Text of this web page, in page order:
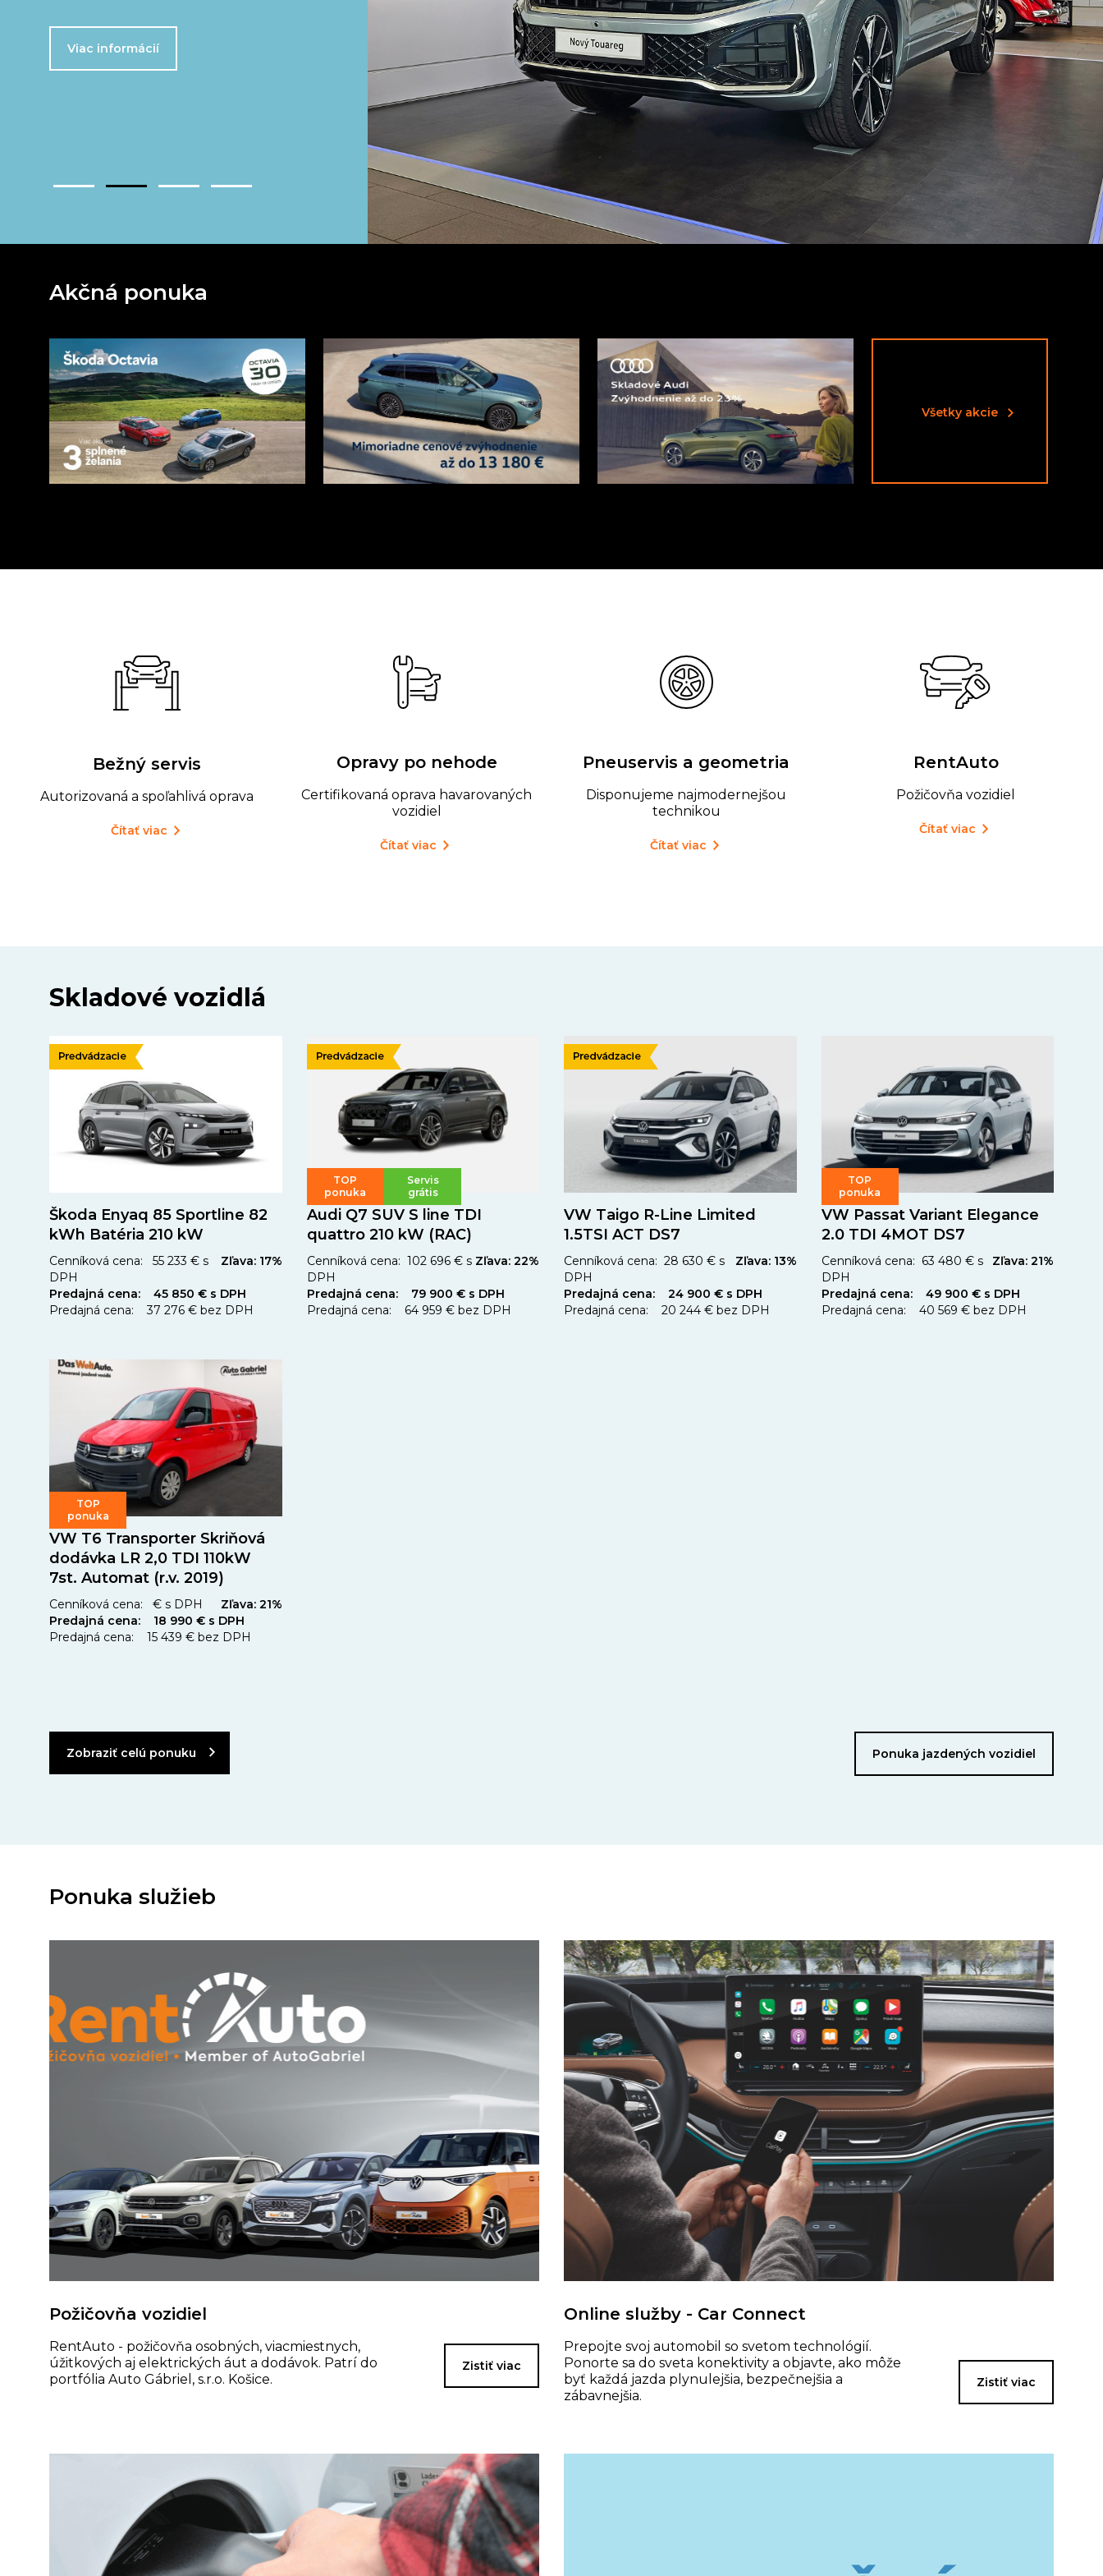
Viac informácií
Akčná ponuka
Všetky akcie
Bežný servis
Autorizovaná a spoľahlivá oprava
Čítať viac
Opravy po nehode
Certifikovaná oprava havarovaných
vozidiel
Čítať viac
Pneuservis a geometria
Disponujeme najmodernejšou
technikou
Čítať viac
RentAuto
Požičovňa vozidiel
Čítať viac
Skladové vozidlá
Škoda Enyaq 85 Sportline 82
kWh Batéria 210 kW
Zľava: 17%
Cenníková cena: 55 233 € s
DPH
Predajná cena: 45 850 € s DPH
Predajná cena: 37 276 € bez DPH
TOP
ponuka
Servis
grátis
Audi Q7 SUV S line TDI
quattro 210 kW (RAC)
Zľava: 22%
Cenníková cena: 102 696 € s
DPH
Predajná cena: 79 900 € s DPH
Predajná cena: 64 959 € bez DPH
VW Taigo R-Line Limited
1.5TSI ACT DS7
Zľava: 13%
Cenníková cena: 28 630 € s
DPH
Predajná cena: 24 900 € s DPH
Predajná cena: 20 244 € bez DPH
TOP
ponuka
VW Passat Variant Elegance
2.0 TDI 4MOT DS7
Zľava: 21%
Cenníková cena: 63 480 € s
DPH
Predajná cena: 49 900 € s DPH
Predajná cena: 40 569 € bez DPH
TOP
ponuka
VW T6 Transporter Skriňová
dodávka LR 2,0 TDI 110kW
7st. Automat (r.v. 2019)
Zľava: 21%
Cenníková cena: € s DPH
Predajná cena: 18 990 € s DPH
Predajná cena: 15 439 € bez DPH
Zobraziť celú ponuku Ponuka jazdených vozidiel
Ponuka služieb
Požičovňa vozidiel
RentAuto - požičovňa osobných, viacmiestnych,
úžitkových aj elektrických áut a dodávok. Patrí do
portfólia Auto Gábriel, s.r.o. Košice.
Zistiť viac
Online služby - Car Connect
Prepojte svoj automobil so svetom technológií.
Ponorte sa do sveta konektivity a objavte, ako môže
byť každá jazda plynulejšia, bezpečnejšia a
zábavnejšia.
Zistiť viac